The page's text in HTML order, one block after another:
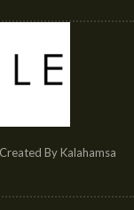
By Kalahamsa